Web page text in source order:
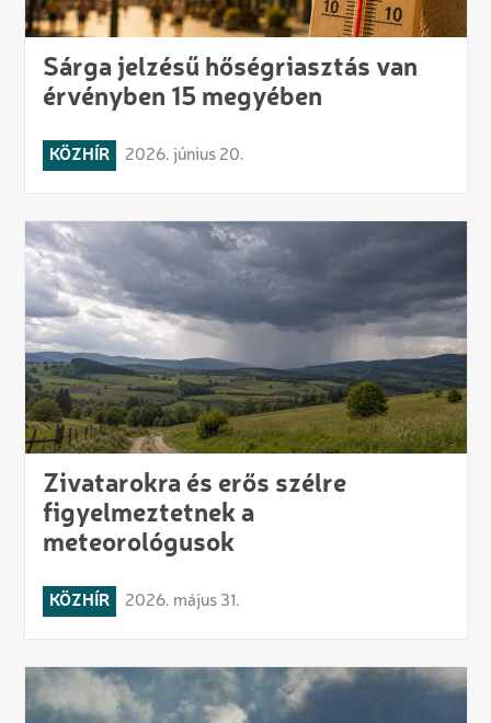
Sárga jelzésű hőségriasztás van
érvényben 15 megyében
KÖZHÍR 2026. június 20.
Zivatarokra és erős szélre
figyelmeztetnek a
meteorológusok
KÖZHÍR 2026. május 31.